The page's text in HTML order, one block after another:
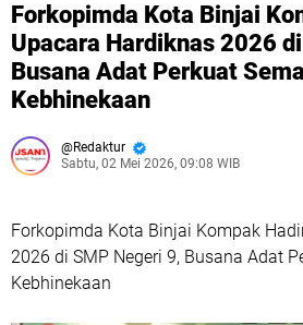
Forkopimda Kota Binjai
Upacara Hardiknas 2026
Busana Adat Perkuat
Kebhinekaan
Redaktur
Sabtu, 02 Mei 2026, 09:08 WIB
Forkopimda Kota Binjai Kompak
2026 di SMP Negeri 9, Busana Adat
Kebhinekaan